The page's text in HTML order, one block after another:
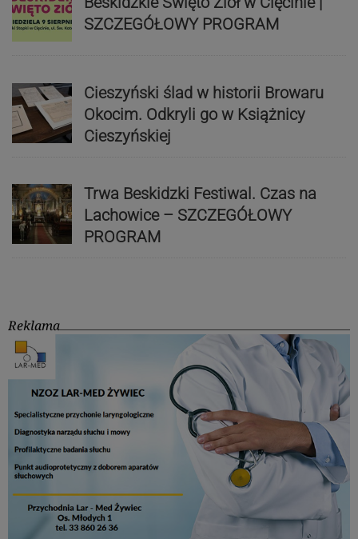
SZCZEGÓŁOWY PROGRAM
Cieszyński ślad w historii Browaru
Okocim. Odkryli go w Książnicy
Cieszyńskiej
Trwa Beskidzki Festiwal. Czas na
Lachowice – SZCZEGÓŁOWY
PROGRAM
Reklama